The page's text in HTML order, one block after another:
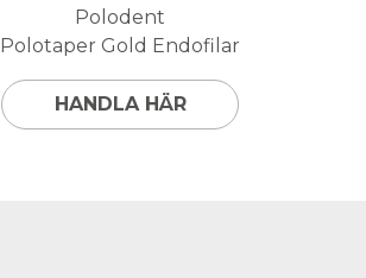
Polodent
Polotaper Gold Endofilar
HANDLA HÄR